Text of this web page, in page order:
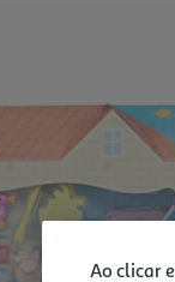
Ao clicar